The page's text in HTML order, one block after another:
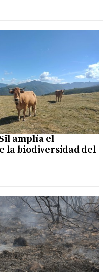
amplía el
la biodiversidad del